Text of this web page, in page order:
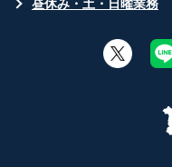
昼休み・土・日曜業務